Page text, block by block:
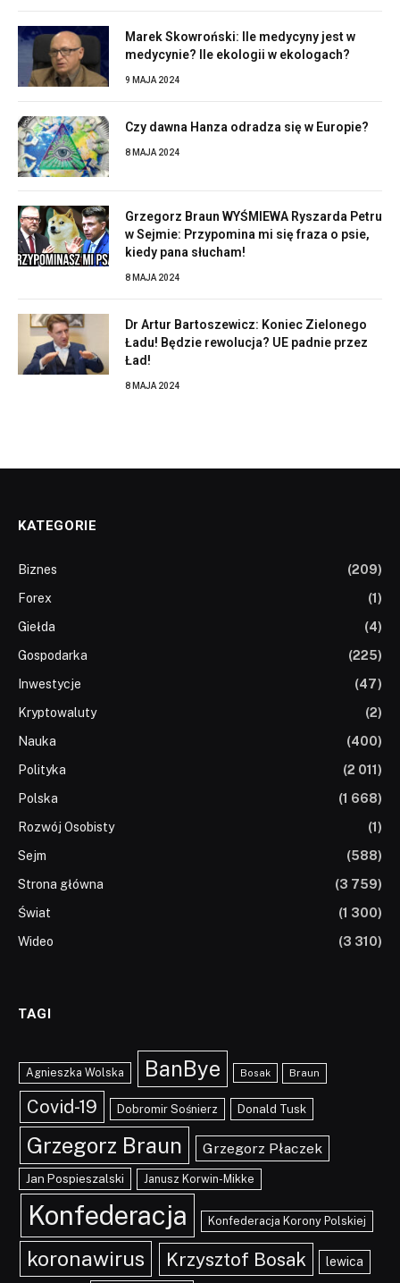
Marek Skowroński: Ile medycyny jest w
medycynie? Ile ekologii w ekologach?
9 MAJA 2024
Czy dawna Hanza odradza się w Europie?
8 MAJA 2024
Grzegorz Braun WYŚMIEWA Ryszarda Petru
w Sejmie: Przypomina mi się fraza o psie,
kiedy pana słucham!
8 MAJA 2024
Dr Artur Bartoszewicz: Koniec Zielonego
Ładu! Będzie rewolucja? UE padnie przez
Ład!
8 MAJA 2024
KATEGORIE
Biznes
(209)
Forex
(1)
Giełda
(4)
Gospodarka
(225)
Inwestycje
(47)
Kryptowaluty
(2)
Nauka
(400)
Polityka
(2 011)
Polska
(1 668)
Rozwój Osobisty
(1)
Sejm
(588)
Strona główna
(3 759)
Świat
(1 300)
Wideo
(3 310)
TAGI
Agnieszka Wolska BanBye Bosak Braun
Covid-19 Dobromir Sośnierz Donald Tusk
Grzegorz Braun Grzegorz Płaczek
Jan Pospieszalski Janusz Korwin-Mikke
Konfederacja Konfederacja Korony Polskiej
koronawirus Krzysztof Bosak lewica